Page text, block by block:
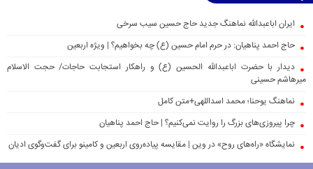
ایران اباعبدالله نماهنگ جدید حاج حسین سیب سرخی
حاج احمد پناهیان: در حرم امام حسین (ع) چه بخواهیم؟ | ویژه اربعین
دیدار با حضرت اباعبدالله الحسین (ع) و راهکار استجابت حاجات/ حجت الاسلام
میرهاشم حسینی
نماهنگ یوحنا؛ محمد اسداللهی+متن کامل
چرا پیروزی‌های بزرگ را روایت نمی‌کنیم؟ | حاج احمد پناهیان
نمایشگاه «راه‌های روح» در وین | مقایسه پیاده‌روی اربعین و کامینو برای گفت‌وگوی ادیان